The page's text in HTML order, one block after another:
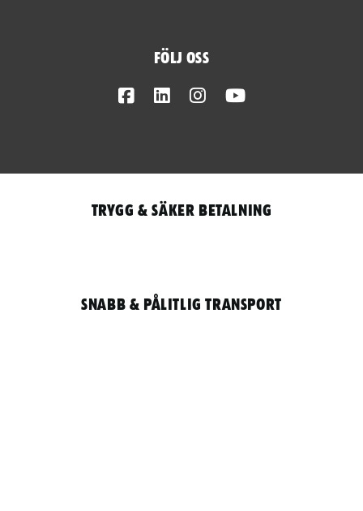
Följ oss
FacebookLinkedInInstagram
Trygg & säker betalning
Snabb & pålitlig transport